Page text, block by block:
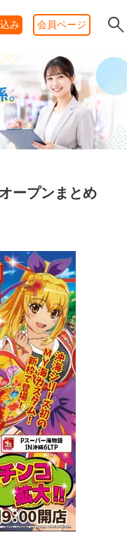
み 会員ページ
ープンまとめ